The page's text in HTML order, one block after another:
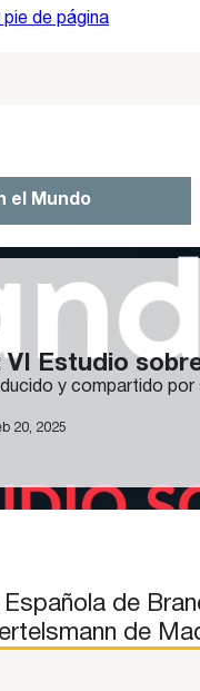
de página
el Mundo
VI Estudio
y compartido
20, 2025
de
de